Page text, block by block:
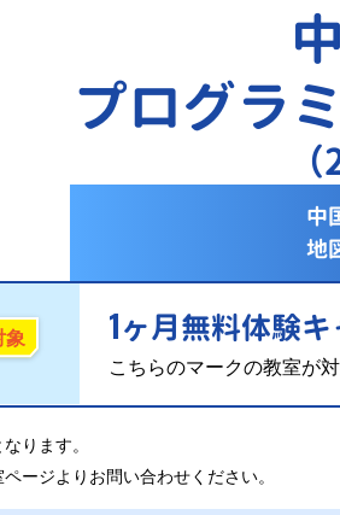
プログラ
中
地
象 1ヶ月無料体験
こちらのマークの教室が対
ります。
ージよりお問い合わせください。